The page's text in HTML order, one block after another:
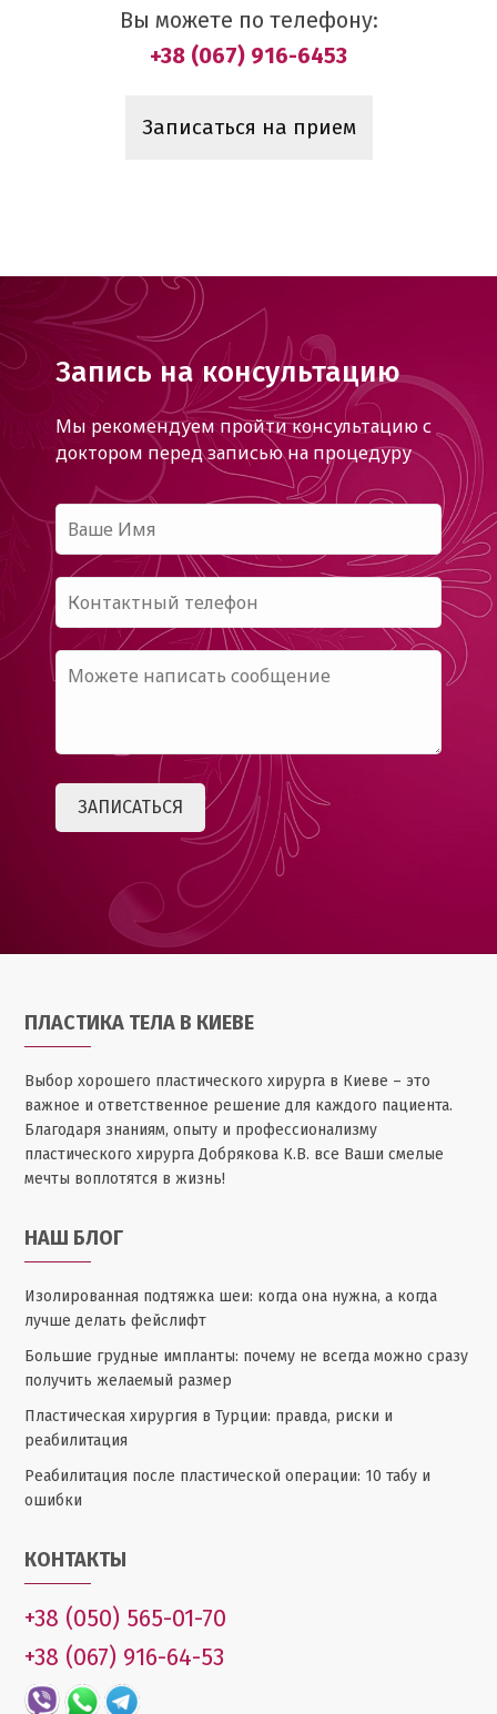
Вы можете по телефону:
+38 (067) 916-6453
Записаться на прием
Запись на консультацию
Мы рекомендуем пройти консультацию с
доктором перед записью на процедуру
ПЛАСТИКА ТЕЛА В КИЕВЕ
Выбор хорошего пластического хирурга в Киеве – это
важное и ответственное решение для каждого пациента.
Благодаря знаниям, опыту и профессионализму
пластического хирурга Добрякова К.В. все Ваши смелые
мечты воплотятся в жизнь!
НАШ БЛОГ
Изолированная подтяжка шеи: когда она нужна, а когда
лучше делать фейслифт
Большие грудные импланты: почему не всегда можно сразу
получить желаемый размер
Пластическая хирургия в Турции: правда, риски и
реабилитация
Реабилитация после пластической операции: 10 табу и
ошибки
КОНТАКТЫ
+38 (050) 565-01-70
+38 (067) 916-64-53